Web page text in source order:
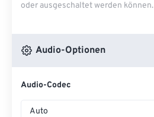
oder ausgeschaltet werden können.
Audio-Optionen
Audio-Codec
Auto